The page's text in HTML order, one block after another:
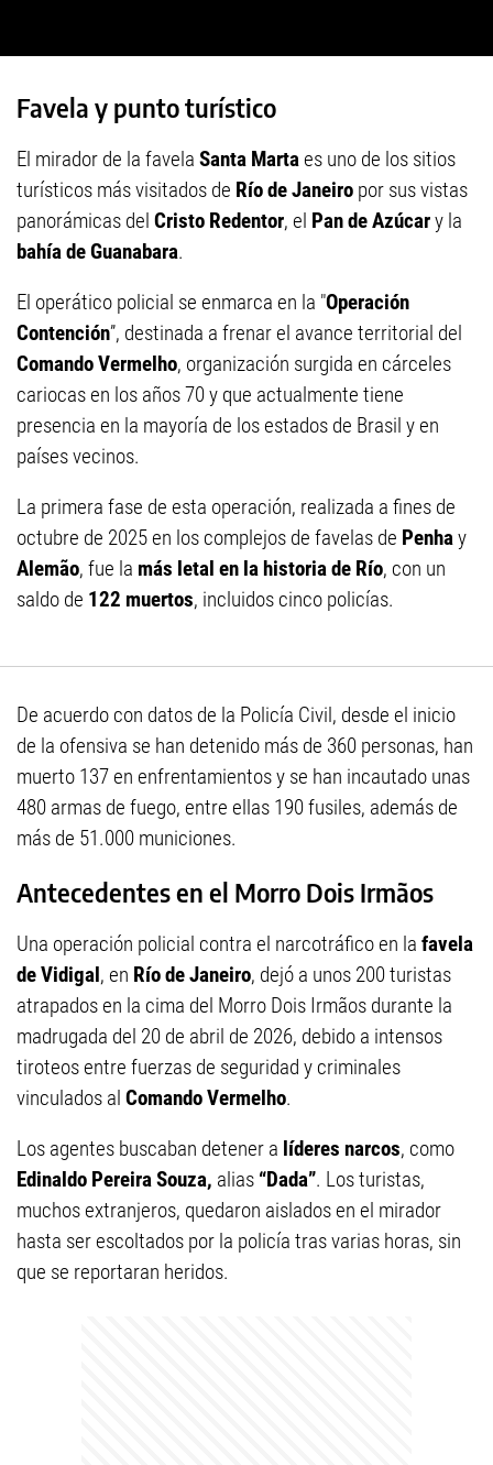
Favela y punto turístico
El mirador de la favela Santa Martaes uno de los sitios
turísticos más visitados de Río de Janeiro por sus vistas
panorámicas del Cristo Redentor, el Pan de Azúcary la
bahía de Guanabara.
El operático policial se enmarca en la "Operación
Contención”, destinada a frenar el avance territorial del
Comando Vermelho, organización surgida en cárceles
cariocas en los años 70 y que actualmente tiene
presencia en la mayoría de los estados de Brasil y en
países vecinos.
La primera fase de esta operación, realizada a fines de
octubre de 2025 en los complejos de favelas de Penhay
Alemão, fue la más letal en la historia de Río, con un
saldo de 122 muertos, incluidos cinco policías.
De acuerdo con datos de la Policía Civil, desde el inicio
de la ofensiva se han detenido más de 360 personas, han
muerto 137 en enfrentamientos y se han incautado unas
480 armas de fuego, entre ellas 190 fusiles, además de
más de 51.000 municiones.
Antecedentes en el Morro Dois Irmãos
Una operación policial contra el narcotráfico en la favela
de Vidigal, en Río de Janeiro, dejó a unos 200 turistas
atrapados en la cima del Morro Dois Irmãos durante la
madrugada del 20 de abril de 2026, debido a intensos
tiroteos entre fuerzas de seguridad y criminales
vinculados al Comando Vermelho.
Los agentes buscaban detener a líderes narcos, como
Edinaldo Pereira Souza, alias “Dada”. Los turistas,
muchos extranjeros, quedaron aislados en el mirador
hasta ser escoltados por la policía tras varias horas, sin
que se reportaran heridos.